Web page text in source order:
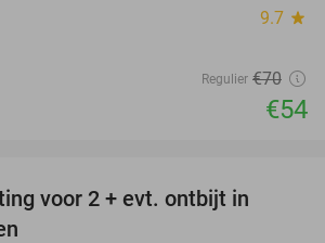
9.7 star
Regulier €70
€54
voor 2 + evt. ontbijt in